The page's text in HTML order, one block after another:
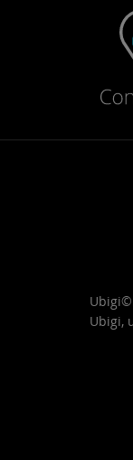
Ubigi,